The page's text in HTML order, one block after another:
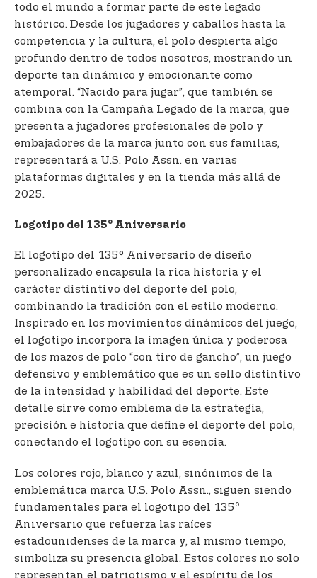
todo el mundo a formar parte de este legado
histórico. Desde los jugadores y caballos hasta la
competencia y la cultura, el polo despierta algo
profundo dentro de todos nosotros, mostrando un
deporte tan dinámico y emocionante como
atemporal. “Nacido para jugar”, que también se
combina con la Campaña Legado de la marca, que
presenta a jugadores profesionales de polo y
embajadores de la marca junto con sus familias,
representará a U.S. Polo Assn. en varias
plataformas digitales y en la tienda más allá de
2025.
Logotipo del 135o Aniversario
El logotipo del 135° Aniversario de diseño
personalizado encapsula la rica historia y el
carácter distintivo del deporte del polo,
combinando la tradición con el estilo moderno.
Inspirado en los movimientos dinámicos del juego,
el logotipo incorpora la imagen única y poderosa
de los mazos de polo “con tiro de gancho”, un juego
defensivo y emblemático que es un sello distintivo
de la intensidad y habilidad del deporte. Este
detalle sirve como emblema de la estrategia,
precisión e historia que define el deporte del polo,
conectando el logotipo con su esencia.
Los colores rojo, blanco y azul, sinónimos de la
emblemática marca U.S. Polo Assn., siguen siendo
fundamentales para el logotipo del 135 o
Aniversario que refuerza las raíces
estadounidenses de la marca y, al mismo tiempo,
simboliza su presencia global. Estos colores no solo
representan el patriotismo y el espíritu de los